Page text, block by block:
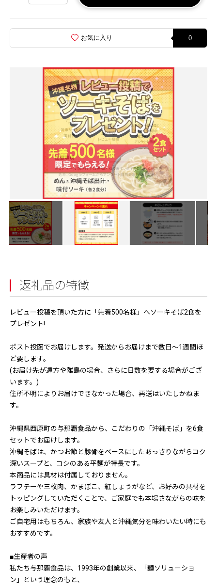
お気に入り 0
返礼品の特徴
レビュー投稿を頂いた方に「先着500名様」へソーキそば2食を
プレゼント!
ポスト投函でお届けします。発送からお届けまで数日〜1週間ほ
ど要します。
(お届け先が遠方や離島の場合、さらに日数を要する場合がござ
います。)
住所不明によりお届けできなかった場合、再送はいたしかねま
す。
沖縄県西原町の与那覇食品から、こだわりの「沖縄そば」を6食
セットでお届けします。
沖縄そばは、かつお節と豚骨をベースにしたあっさりながらコク
深いスープと、コシのある平麺が特長です。
本商品には具材は付属しておりません。
ラフテーや三枚肉、かまぼこ、紅しょうがなど、お好みの具材を
トッピングしていただくことで、ご家庭でも本場さながらの味を
お楽しみいただけます。
ご自宅用はもちろん、家族や友人と沖縄気分を味わいたい時にも
おすすめです。
■生産者の声
私たち与那覇食品は、1993年の創業以来、「麺ソリューショ
ン」という理念のもと、